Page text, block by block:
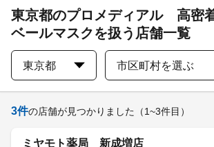
東京都のプロメディアル 高密
ベールマスクを扱う店舗一覧
東京都 市区町村を選ぶ
3件の店舗が見つかりました （1~3件目）
ミヤモト薬局 新成増店